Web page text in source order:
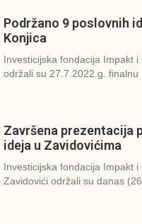
Podržano 9 poslovnih
Konjica
Investicijska fondacija Impakt i
održali su 27.7.2022.g. finalnu
Završena prezentacija
ideja u Zavidovićima
Investicijska fondacija Impakt i
Zavidovići održali su danas